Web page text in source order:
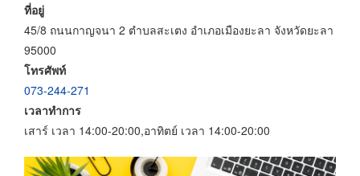
ที่อยู่
45/8 ถนนกาญจนา 2 ตำบลสะเตง อำเภอเมืองยะลา จังหวัดยะลา
95000
โทรศัพท์
073-244-271
เวลาทำการ
เสาร์ เวลา 14:00-20:00,อาทิตย์ เวลา 14:00-20:00